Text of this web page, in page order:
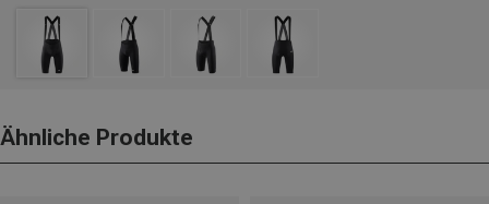
Ähnliche Produkte